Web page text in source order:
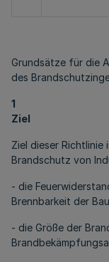
Grundsätze für die
des
1
Ziel
Ziel dieser
Brandschutz von
- die
Brennbarkeit der
- die Größe der